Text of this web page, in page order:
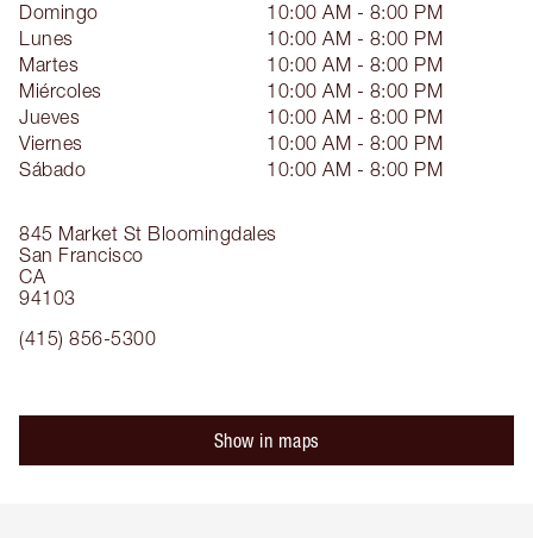
845 Market St Bloomingdales
San Francisco
CA
94103
(415) 856-5300
Domingo
10:00 AM - 8:00 PM
Lunes
10:00 AM - 8:00 PM
Martes
10:00 AM - 8:00 PM
Miércoles
10:00 AM - 8:00 PM
Jueves
10:00 AM - 8:00 PM
Viernes
10:00 AM - 8:00 PM
Sábado
10:00 AM - 8:00 PM
Show in maps